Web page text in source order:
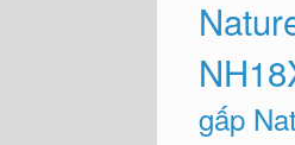
gấp